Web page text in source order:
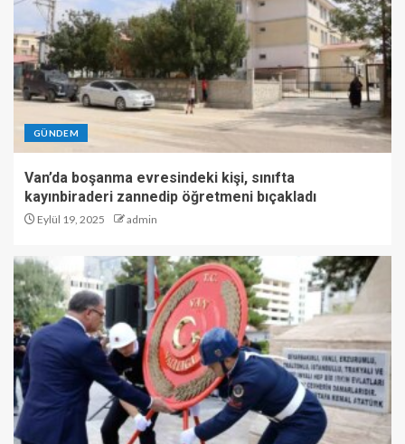
GÜNDEM
Van’da boşanma evresindeki kişi, sınıfta
kayınbiraderi zannedip öğretmeni bıçakladı
Eylül 19, 2025 admin